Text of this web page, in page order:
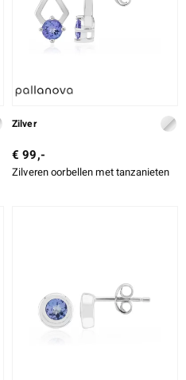
Zilver
€ 99,-
Zilveren oorbellen met tanzanieten